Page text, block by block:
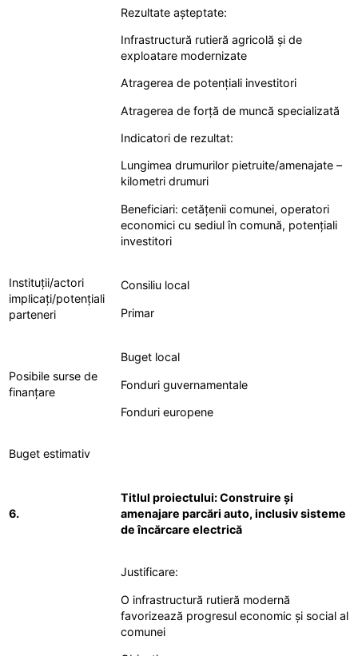
Rezultate așteptate:
Infrastructură rutieră agricolă și de
exploatare modernizate
Atragerea de potențiali investitori
Atragerea de forță de muncă specializată
Indicatori de rezultat:
Lungimea drumurilor pietruite/amenajate –
kilometri drumuri
Beneficiari: cetățenii comunei, operatori
economici cu sediul în comună, potențiali
investitori
Instituții/actori
implicați/potențiali
parteneri
Consiliu local
Primar
Posibile surse de
finanțare
Buget local
Fonduri guvernamentale
Fonduri europene
Buget estimativ
6.
Titlul proiectului: Construire și
amenajare parcări auto, inclusiv sisteme
de încărcare electrică
Justificare:
O infrastructură rutieră modernă
favorizează progresul economic și social al
comunei